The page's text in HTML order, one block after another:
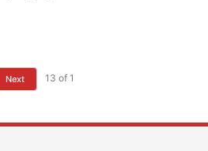
1
of
13
Next